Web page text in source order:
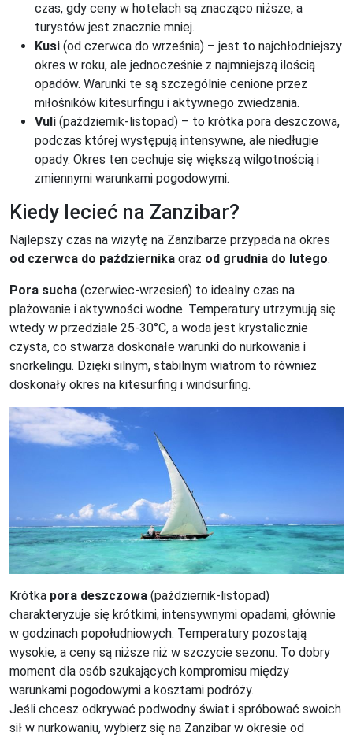
czas, gdy ceny w hotelach są znacząco niższe, a
turystów jest znacznie mniej.
Kusi (od czerwca do września) – jest to najchłodniejszy
okres w roku, ale jednocześnie z najmniejszą ilością
opadów. Warunki te są szczególnie cenione przez
miłośników kitesurfingu i aktywnego zwiedzania.
Vuli (październik-listopad) – to krótka pora deszczowa,
podczas której występują intensywne, ale niedługie
opady. Okres ten cechuje się większą wilgotnością i
zmiennymi warunkami pogodowymi.
Kiedy lecieć na Zanzibar?
Najlepszy czas na wizytę na Zanzibarze przypada na okres
od czerwca do października oraz od grudnia do lutego.
Pora sucha (czerwiec-wrzesień) to idealny czas na
plażowanie i aktywności wodne. Temperatury utrzymują się
wtedy w przedziale 25-30°C, a woda jest krystalicznie
czysta, co stwarza doskonałe warunki do nurkowania i
snorkelingu. Dzięki silnym, stabilnym wiatrom to również
doskonały okres na kitesurfing i windsurfing.
Krótka pora deszczowa (październik-listopad)
charakteryzuje się krótkimi, intensywnymi opadami, głównie
w godzinach popołudniowych. Temperatury pozostają
wysokie, a ceny są niższe niż w szczycie sezonu. To dobry
moment dla osób szukających kompromisu między
warunkami pogodowymi a kosztami podróży.
Jeśli chcesz odkrywać podwodny świat i spróbować swoich
sił w nurkowaniu, wybierz się na Zanzibar w okresie od